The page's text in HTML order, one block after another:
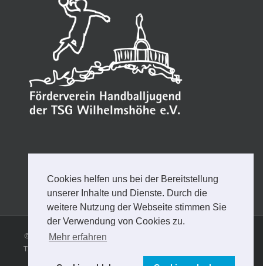
Cookies helfen uns bei der Bereitstellung
unserer Inhalte und Dienste. Durch die
weitere Nutzung der Webseite stimmen Sie
der Verwendung von Cookies zu.
Mehr erfahren
© Copyright2026 | FÖRDERVEREIN HANDBALLJUGEND DER
TSG WILHELMSHÖHE e.V. |